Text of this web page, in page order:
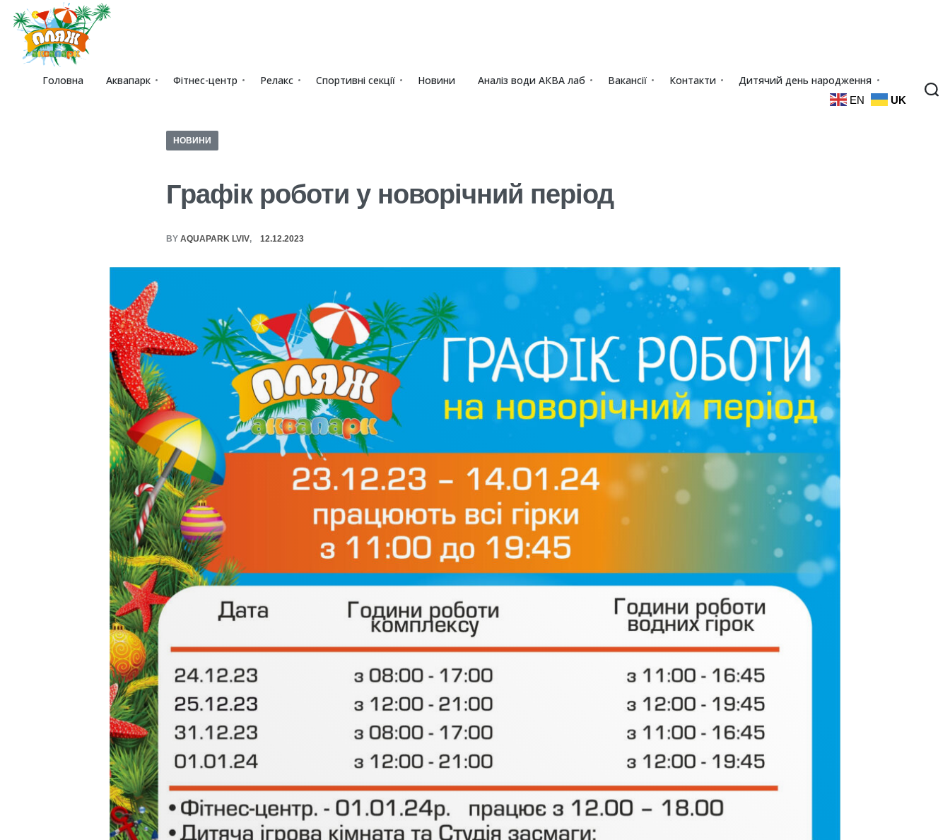
Головна Аквапарк Фітнес-центр Релакс Спортивні секції Новини Аналіз води АКВА лаб​ Вакансії Контакти Дитячий день народження
EN UK
НОВИНИ
Графік роботи у новорічний період
BYAQUAPARK LVIV 12.12.2023